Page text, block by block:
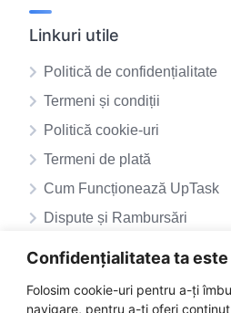
Confidențialitatea ta
Folosim cookie-uri pentru a-ți
navigare, pentru a-ți oferi
Linkuri utile
Politică de confidențialitate
Termeni și condiții
Politică cookie-uri
Termeni de plată
Cum Funcționează UpTask
Dispute și Rambursări